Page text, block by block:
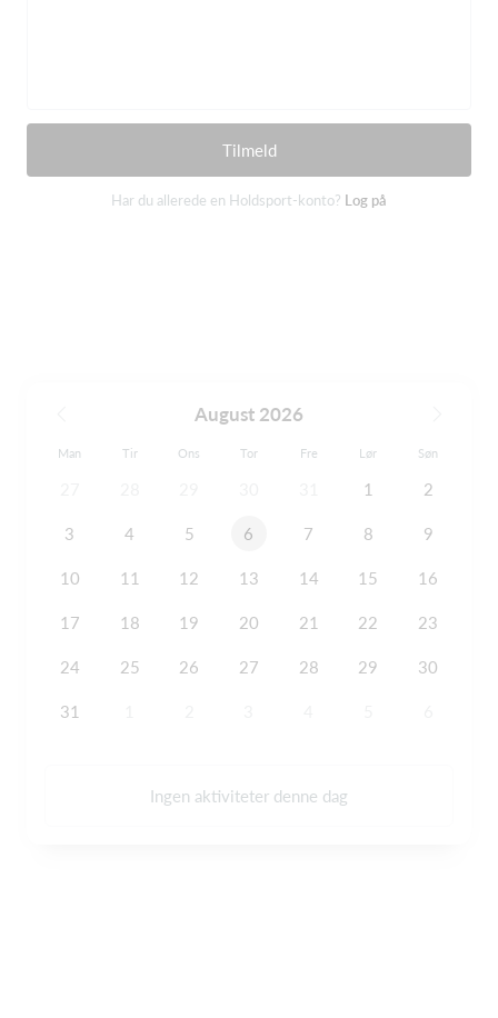
Tilmeld
Har du allerede en Holdsport-konto? Log på
August 2026
Man Tir Ons Tor Fre Lør Søn
1 2
3 4 5 6 7 8 9
10 11 12 13 14 15 16
17 18 19 20 21 22 23
24 25 26 27 28 29 30
31
Ingen aktiviteter denne dag